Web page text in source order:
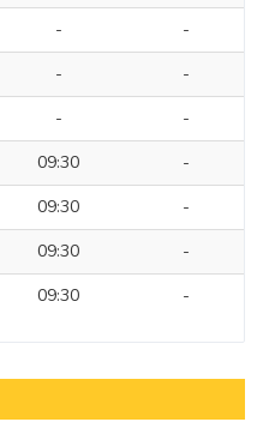
-
-
-
-
-
-
09:30
-
09:30
-
09:30
-
09:30 -